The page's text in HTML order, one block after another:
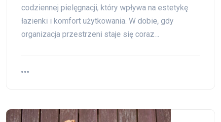
codziennej pielęgnacji, który wpływa na estetykę
łazienki i komfort użytkowania. W dobie, gdy
organizacja przestrzeni staje się coraz…